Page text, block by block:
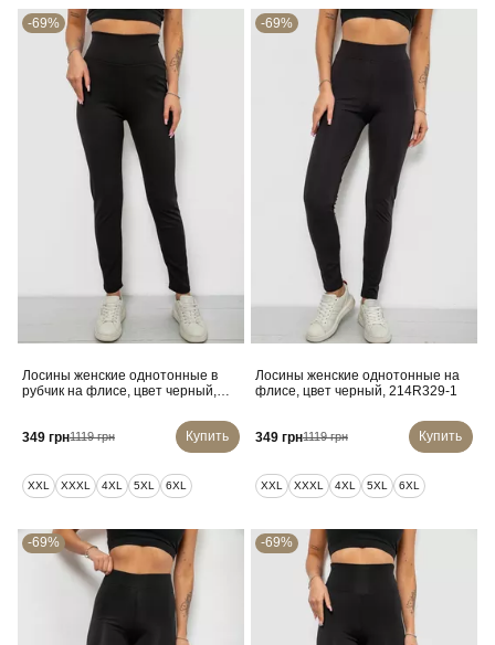
-69%
Лосины женские однотонные в
рубчик на флисе, цвет черный,
349 грн1119 грн Купить
XXL XXXL 4XL 5XL 6XL
-69%
Лосины женские однотонные на
флисе, цвет черный, 214R329-1
349 грн1119 грн Купить
XXL XXXL 4XL 5XL 6XL
-69% -69%